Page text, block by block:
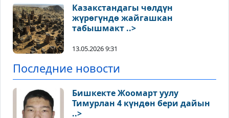
Казакстандагы чөлдүн
жүрөгүндө жайгашкан
табышмакт ..>
13.05.2026 9:31
Последние новости
Бишкекте Жоомарт уулу
Тимурлан 4 күндөн бери дайын
..>